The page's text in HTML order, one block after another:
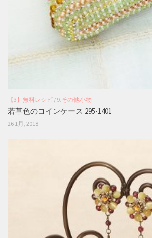
【3】無料レシピ / 9.その他小物
若草色のコインケース 295-1401
26 1月, 2018